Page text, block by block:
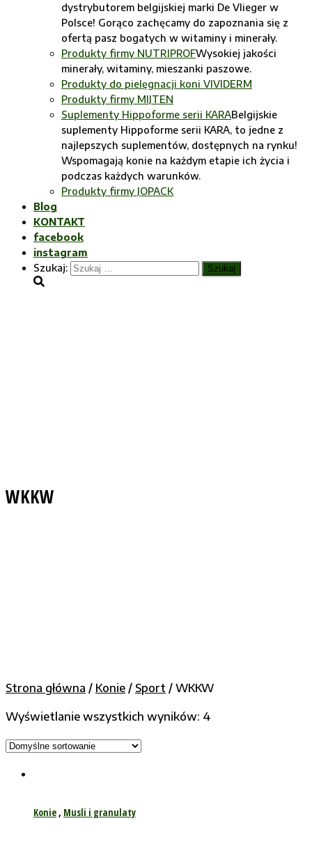
dystrybutorem belgijskiej marki De Vlieger w
Polsce! Gorąco zachęcamy do zapoznania się z
ofertą pasz bogatych w witaminy i minerały.
Produkty firmy NUTRIPROFWysokiej jakości
minerały, witaminy, mieszanki paszowe.
Produkty do pielęgnacji koni VIVIDERM
Produkty firmy MIJTEN
Suplementy Hippoforme serii KARABelgijskie
suplementy Hippoforme serii KARA, to jedne z
najlepszych suplementów, dostępnych na rynku!
Wspomagają konie na każdym etapie ich życia i
podczas każdych warunków.
Produkty firmy JOPACK
Blog
KONTAKT
facebook
instagram
Szukaj:
WKKW
Strona główna / Konie / Sport / WKKW
Wyświetlanie wszystkich wyników: 4
Konie, Musli i granulaty